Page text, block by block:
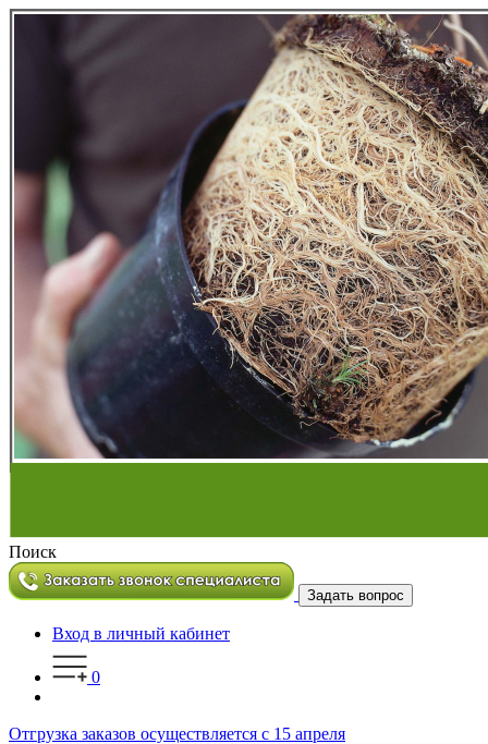
Поиск
Задать вопрос
Вход в личный кабинет
0
Отгрузка заказов осуществляется с 15 апреля